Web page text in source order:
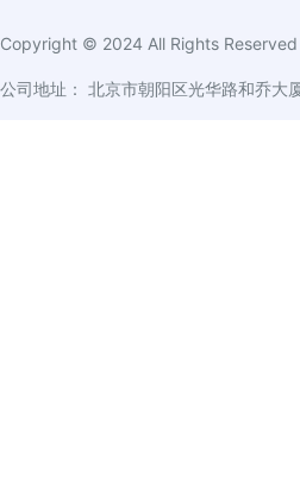
Copyright © 2024 All Rights Reserved
公司地址： 北京市朝阳区光华路和乔大